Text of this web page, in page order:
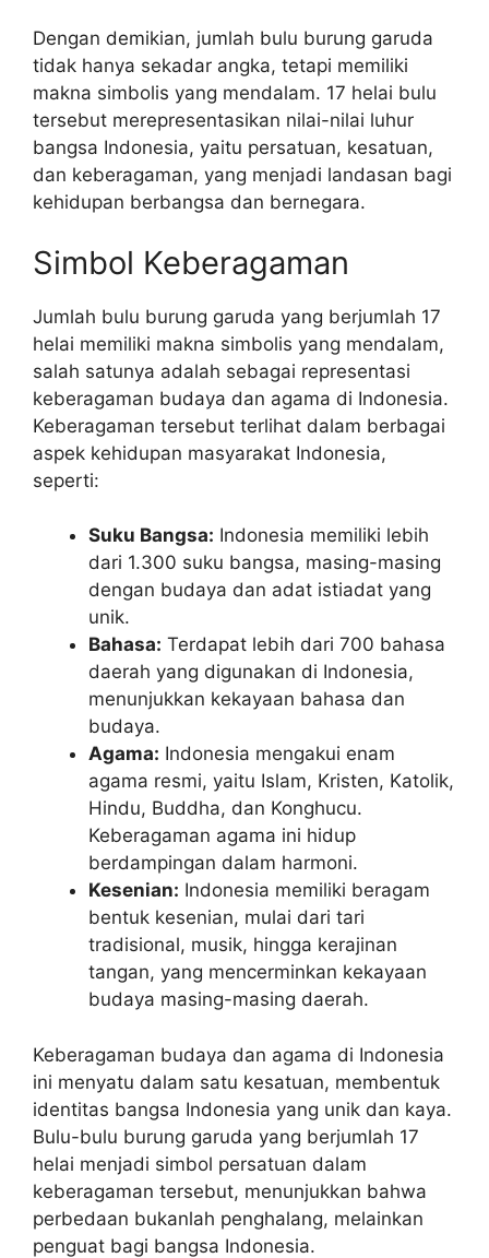
Dengan demikian, jumlah bulu burung garuda
tidak hanya sekadar angka, tetapi memiliki
makna simbolis yang mendalam. 17 helai bulu
tersebut merepresentasikan nilai-nilai luhur
bangsa Indonesia, yaitu persatuan, kesatuan,
dan keberagaman, yang menjadi landasan bagi
kehidupan berbangsa dan bernegara.
Simbol Keberagaman
Jumlah bulu burung garuda yang berjumlah 17
helai memiliki makna simbolis yang mendalam,
salah satunya adalah sebagai representasi
keberagaman budaya dan agama di Indonesia.
Keberagaman tersebut terlihat dalam berbagai
aspek kehidupan masyarakat Indonesia,
seperti:
Suku Bangsa: Indonesia memiliki lebih
dari 1.300 suku bangsa, masing-masing
dengan budaya dan adat istiadat yang
unik.
Bahasa: Terdapat lebih dari 700 bahasa
daerah yang digunakan di Indonesia,
menunjukkan kekayaan bahasa dan
budaya.
Agama: Indonesia mengakui enam
agama resmi, yaitu Islam, Kristen, Katolik,
Hindu, Buddha, dan Konghucu.
Keberagaman agama ini hidup
berdampingan dalam harmoni.
Kesenian: Indonesia memiliki beragam
bentuk kesenian, mulai dari tari
tradisional, musik, hingga kerajinan
tangan, yang mencerminkan kekayaan
budaya masing-masing daerah.
Keberagaman budaya dan agama di Indonesia
ini menyatu dalam satu kesatuan, membentuk
identitas bangsa Indonesia yang unik dan kaya.
Bulu-bulu burung garuda yang berjumlah 17
helai menjadi simbol persatuan dalam
keberagaman tersebut, menunjukkan bahwa
perbedaan bukanlah penghalang, melainkan
penguat bagi bangsa Indonesia.